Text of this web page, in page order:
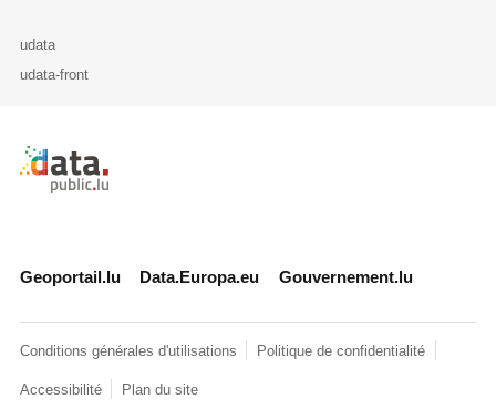
udata
udata-front
Retour à l'accueil de data.public.lu
Geoportail.lu Data.Europa.eu Gouvernement.lu
Conditions générales d'utilisations Politique de confidentialité
Accessibilité Plan du site